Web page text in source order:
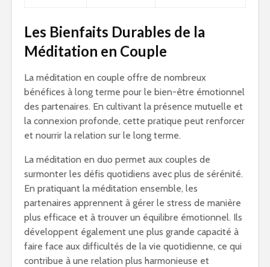
Les Bienfaits Durables de la
Méditation en Couple
La méditation en couple offre de nombreux
bénéfices à long terme pour le bien-être émotionnel
des partenaires. En cultivant la présence mutuelle et
la connexion profonde, cette pratique peut renforcer
et nourrir la relation sur le long terme.
La méditation en duo permet aux couples de
surmonter les défis quotidiens avec plus de sérénité.
En pratiquant la méditation ensemble, les
partenaires apprennent à gérer le stress de manière
plus efficace et à trouver un équilibre émotionnel. Ils
développent également une plus grande capacité à
faire face aux difficultés de la vie quotidienne, ce qui
contribue à une relation plus harmonieuse et